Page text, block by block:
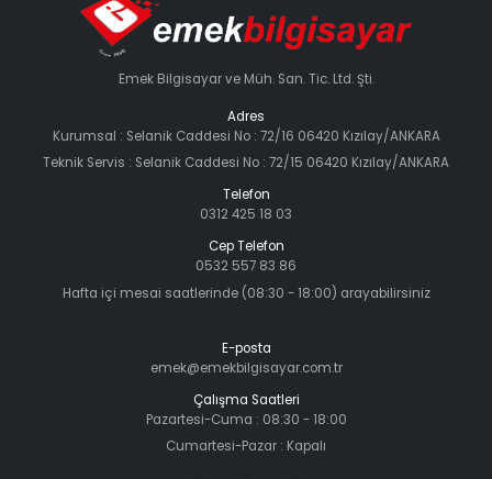
Emek Bilgisayar ve Müh. San. Tic. Ltd. Şti.
Adres
Kurumsal : Selanik Caddesi No : 72/16 06420 Kızılay/ANKARA
Teknik Servis : Selanik Caddesi No : 72/15 06420 Kızılay/ANKARA
Telefon
0312 425 18 03
Cep Telefon
0532 557 83 86
Hafta içi mesai saatlerinde (08:30 - 18:00) arayabilirsiniz
E-posta
emek@emekbilgisayar.com.tr
Çalışma Saatleri
Pazartesi-Cuma : 08:30 - 18:00
Cumartesi-Pazar : Kapalı